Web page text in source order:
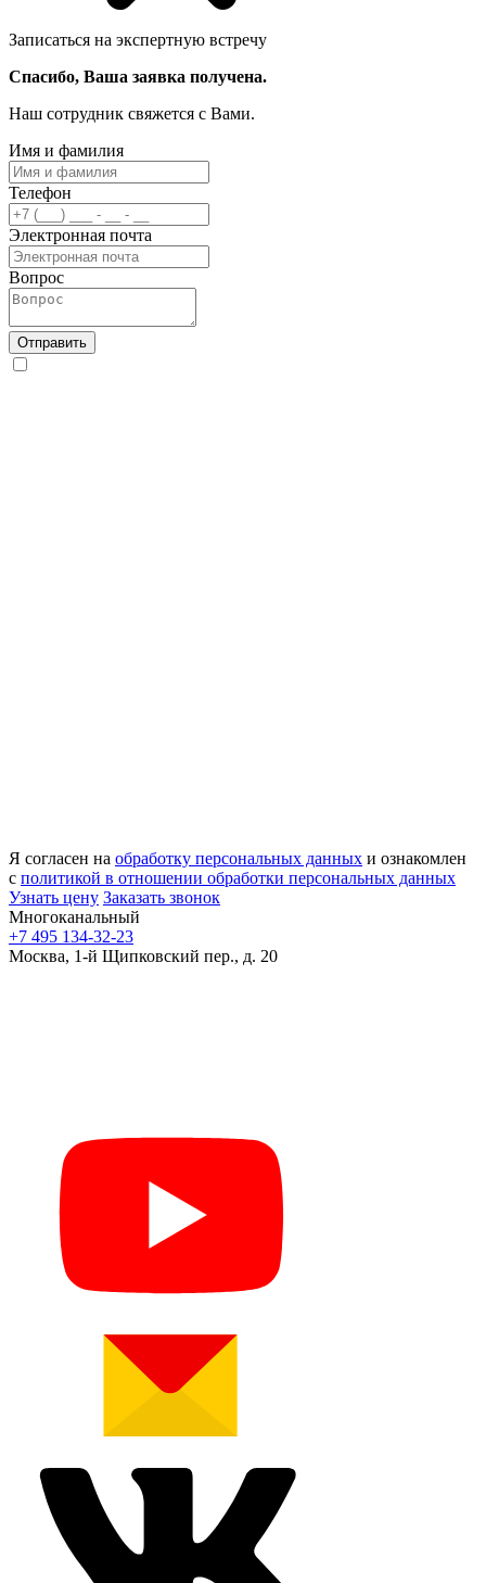
Записаться на экспертную встречу
Спасибо, Ваша заявка получена.
Наш сотрудник свяжется с Вами.
Имя и фамилия
Телефон
Электронная почта
Вопрос
Отправить
Я согласен на обработку персональных данных и ознакомлен
с политикой в отношении обработки персональных данных
Узнать цену Заказать звонок
Многоканальный
+7 495 134-32-23
Москва, 1-й Щипковский пер., д. 20